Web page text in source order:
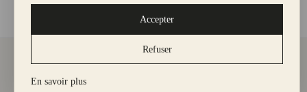
Accepter
Refuser
En savoir plus
OVALE DU VISAGE